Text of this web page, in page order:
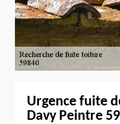
Urgence fuite
Davy Peintre 59